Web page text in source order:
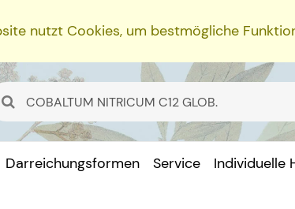
nutzt Cookies, um bestmögliche
Darreichungsformen Service Individuelle